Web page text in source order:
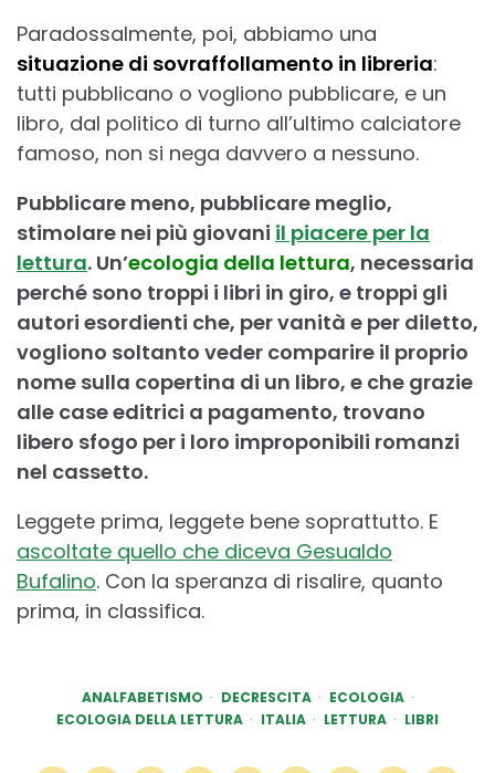
Paradossalmente, poi, abbiamo una
situazione di sovraffollamento in libreria:
tutti pubblicano o vogliono pubblicare, e un
libro, dal politico di turno all’ultimo calciatore
famoso, non si nega davvero a nessuno.
Pubblicare meno, pubblicare meglio,
stimolare nei più giovani il piacere per la
lettura. Un’ecologia della lettura, necessaria
perché sono troppi i libri in giro, e troppi gli
autori esordienti che, per vanità e per diletto,
vogliono soltanto veder comparire il proprio
nome sulla copertina di un libro, e che grazie
alle case editrici a pagamento, trovano
libero sfogo per i loro improponibili romanzi
nel cassetto.
Leggete prima, leggete bene soprattutto. E
ascoltate quello che diceva Gesualdo
Bufalino. Con la speranza di risalire, quanto
prima, in classifica.
ANALFABETISMO DECRESCITA
ECOLOGIA
ECOLOGIA DELLA LETTURA
ITALIA LETTURA LIBRI